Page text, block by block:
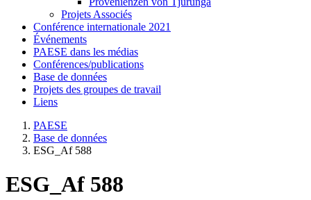
Projets Associés
Conférence internationale 2021
Événements
PAESE dans les médias
Conférences/publications
Base de données
Projets des groupes de travail
Liens
PAESE
Base de données
ESG_Af 588
ESG_Af 588